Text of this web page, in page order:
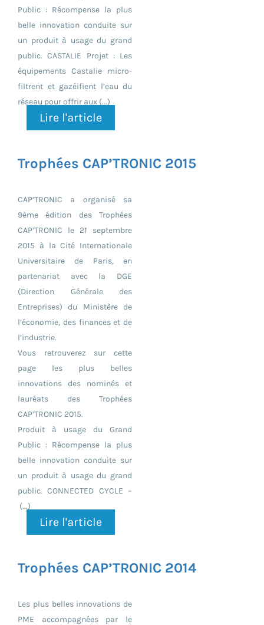
Public : Récompense la plus
belle innovation conduite sur
un produit à usage du grand
public. CASTALIE Projet : Les
équipements Castalie micro-
filtrent et gazéifient l’eau du
réseau pour offrir aux (...)
Lire l'article
Trophées CAP’TRONIC 2015
CAP’TRONIC a organisé sa
9ème édition des Trophées
CAP’TRONIC le 21 septembre
2015 à la Cité Internationale
Universitaire de Paris, en
partenariat avec la DGE
(Direction Générale des
Entreprises) du Ministère de
l’économie, des finances et de
l’industrie.
Vous retrouverez sur cette
page les plus belles
innovations des nominés et
lauréats des Trophées
CAP’TRONIC 2015.
Produit à usage du Grand
Public : Récompense la plus
belle innovation conduite sur
un produit à usage du grand
public. CONNECTED CYCLE –
(...)
Lire l'article
Trophées CAP’TRONIC 2014
Les plus belles innovations de
PME accompagnées par le